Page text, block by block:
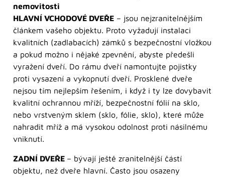
nemovitosti
HLAVNÍ VCHODOVÉ DVEŘE – jsou nejzranitelnějším
článkem vašeho objektu. Proto vyžadují instalaci
kvalitních (zadlabacích) zámků s bezpečnostní vložkou
a pokud možno i nějaké zpevnění, abyste předešli
vyražení dveří. Do rámu dveří namontujte pojistky
proti vysazení a vykopnutí dveří. Prosklené dveře
nejsou tím nejlepším řešením, i když i ty lze dovybavit
kvalitní ochrannou mříží, bezpečnostní fólií na sklo,
nebo vrstveným sklem (sklo, fólie, sklo), které může
nahradit mříž a má vysokou odolnost proti násilnému
vniknutí.
ZADNÍ DVEŘE – bývají ještě zranitelnější částí
objektu, než dveře hlavní. Často jsou osazeny